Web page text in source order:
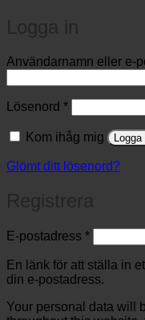
Användarnamn eller e-
Lösenord *Obligatoriskt
Kom ihåg mig Logga
Glömt ditt lösenord?
E-postadress *
En länk för att ställa in
din e-postadress.
Your personal data will